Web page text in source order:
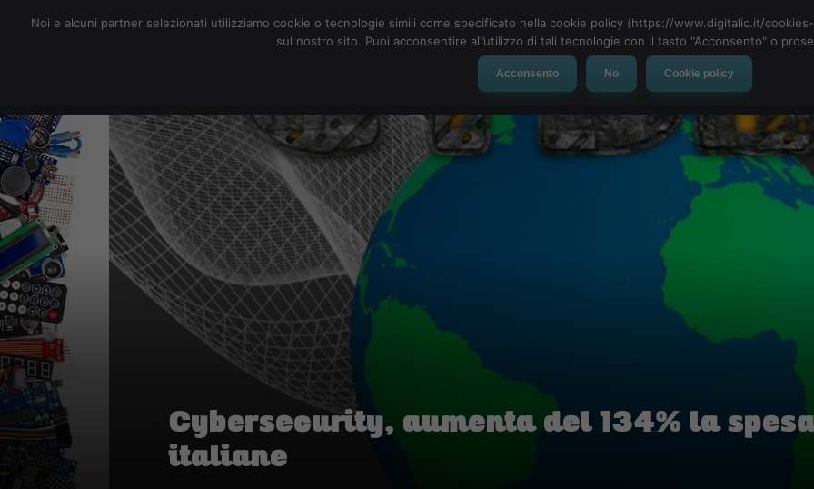
Social Network App Automotive Tech-News
Cybersecurity, aumenta del 134% la
italiane
Noi e alcuni partner selezionati utilizziamo cookie o tecnologie simili come specificato nella cookie policy (https://www.digitalic.it/
sul nostro sito. Puoi acconsentire all’utilizzo di tali tecnologie con il tasto "Acconsento" o
Acconsento No Cookie policy